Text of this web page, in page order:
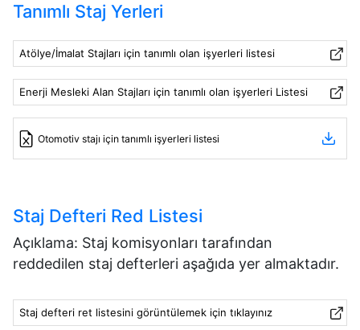
Tanımlı Staj Yerleri
Atölye/İmalat Stajları için tanımlı olan işyerleri listesi
Enerji Mesleki Alan Stajları için tanımlı olan işyerleri Listesi
Otomotiv stajı için tanımlı işyerleri listesi
Staj Defteri Red Listesi
Açıklama: Staj komisyonları tarafından
reddedilen staj defterleri aşağıda yer almaktadır.
Staj defteri ret listesini görüntülemek için tıklayınız